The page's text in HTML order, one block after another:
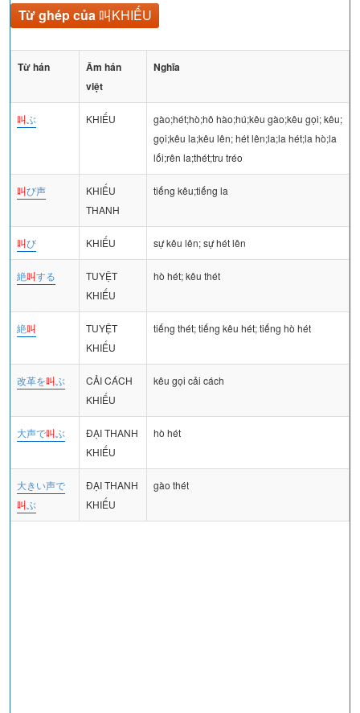
Từ ghép của 叫KHIẾU
Từ hán
Âm hán
việt
Nghĩa
叫ぶ KHIẾU
gào;hét;hò;hô hào;hú;kêu gào;kêu gọi; kêu;
gọi;kêu la;kêu lên; hét lên;la;la hét;la hò;la
lối;rên la;thét;tru tréo
叫び声
KHIẾU
THANH
tiếng kêu;tiếng la
叫び KHIẾU sự kêu lên; sự hét lên
絶叫する
TUYỆT
KHIẾU
hò hét; kêu thét
絶叫
TUYỆT
KHIẾU
tiếng thét; tiếng kêu hét; tiếng hò hét
改革を叫ぶ
CẢI CÁCH
KHIẾU
kêu gọi cải cách
大声で叫ぶ
ĐẠI THANH
KHIẾU
hò hét
大きい声で
叫ぶ
ĐẠI THANH
KHIẾU
gào thét